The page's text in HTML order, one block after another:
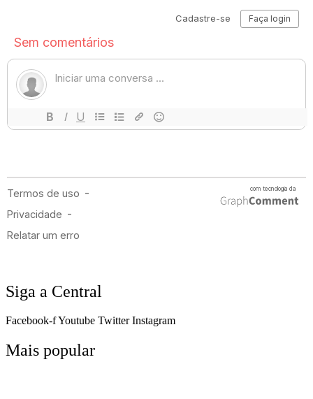
Siga a Central
Facebook-fYoutube Twitter Instagram
Mais popular